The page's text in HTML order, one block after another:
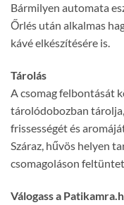
Bármilyen automata
Őrlés után alkalmas
kávé elkészítésére is.
Tárolás
A csomag felbontását
tárolódobozban
frissességét és
Száraz, hűvös helyen
csomagoláson
Válogass a